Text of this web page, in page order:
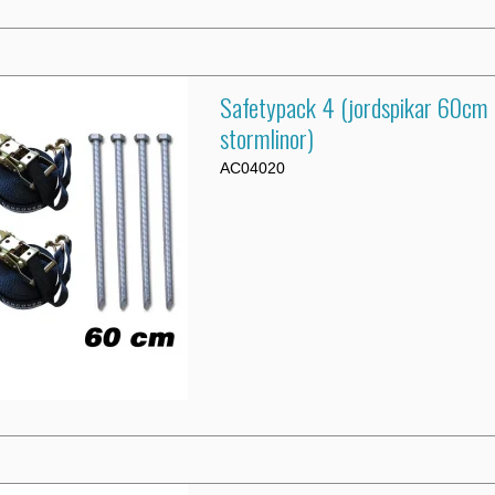
Safetypack 4 (jordspikar
stormlinor)
AC04020